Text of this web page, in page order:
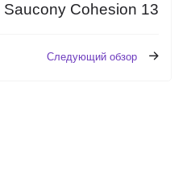
Saucony Cohesion 13
Следующий обзор